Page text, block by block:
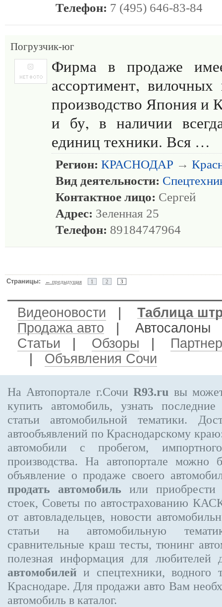
Телефон: 7 (495) 646-83-84
Погрузчик-юг
Фирма в продаже
ассортимент, вилочных
производство Япония и
и бу, в наличии
единиц техники. Вся …
Регион: КРАСНОДАР →
Вид деятельности:
Контактное лицо: Сергей
Адрес: Зеленная 25
Телефон: 89184747964
Страницы: ← предыдущая 1 2 3
Видеоновости
Таблица
Продажа авто |
Статьи
Обзоры
Объявления Сочи
На Автопортале г.СочиR93.ru вы
купить автомобиль, узнать
статьи автомобильной тематики.
автообъявлений по Краснодарскому
автомобили с пробегом,
производства. На автопортале можно
объявление о продаже своего
продать автомобиль или
стоек, Советы по автострахованию
от автовладельцев, новости
статьи на автомобильную
сравнительные краш тесты, тюнинг
полезная информация для любителей
автомобилей и спецтехники, водного
Краснодаре. Для продажи авто Вам
автомобиль в каталог.